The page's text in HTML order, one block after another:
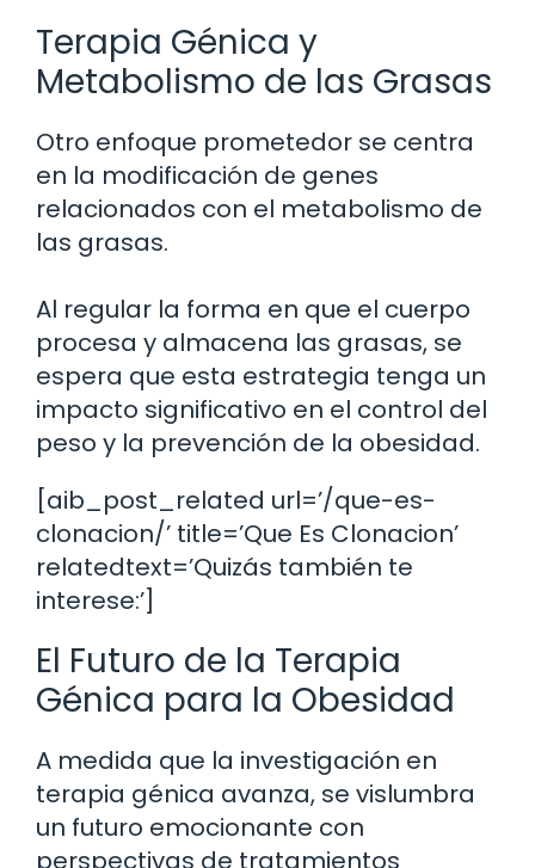
Terapia Génica y
Metabolismo de las Grasas
Otro enfoque prometedor se centra
en la modificación de genes
relacionados con el metabolismo de
las grasas.
Al regular la forma en que el cuerpo
procesa y almacena las grasas, se
espera que esta estrategia tenga un
impacto significativo en el control del
peso y la prevención de la obesidad.
[aib_post_related url=’/que-es-
clonacion/’ title=’Que Es Clonacion’
relatedtext=’Quizás también te
interese:’]
El Futuro de la Terapia
Génica para la Obesidad
A medida que la investigación en
terapia génica avanza, se vislumbra
un futuro emocionante con
perspectivas de tratamientos